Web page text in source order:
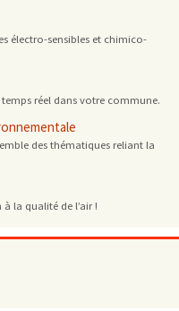
électro-sensibles et chimico-
temps réel dans votre commune.
des thématiques reliant la
la qualité de l’air !